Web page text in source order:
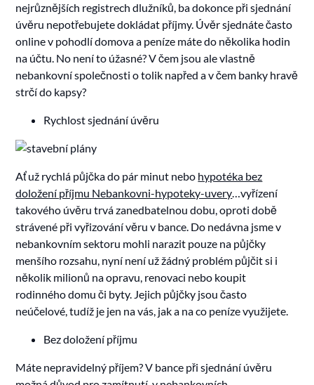
nejrůznějších registrech dlužníků, ba dokonce při sjednání
úvěru nepotřebujete dokládat příjmy. Úvěr sjednáte často
online v pohodlí domova a peníze máte do několika hodin
na účtu. No není to úžasné? V čem jsou ale vlastně
nebankovní společnosti o tolik napřed a v čem banky hravě
strčí do kapsy?
Rychlost sjednání úvěru
Ať už rychlá půjčka do pár minut nebo hypotéka bez
doložení příjmu Nebankovni-hypoteky-uvery…vyřízení
takového úvěru trvá zanedbatelnou dobu, oproti době
strávené při vyřizování věru v bance. Do nedávna jsme v
nebankovním sektoru mohli narazit pouze na půjčky
menšího rozsahu, nyní není už žádný problém půjčit si i
několik milionů na opravu, renovaci nebo koupit
rodinného domu či byty. Jejich půjčky jsou často
neúčelové, tudíž je jen na vás, jak a na co peníze využijete.
Bez doložení příjmu
Máte nepravidelný příjem? V bance při sjednání úvěru